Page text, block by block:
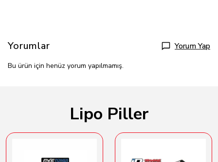
Yorumlar Yorum Yap
Bu ürün için henüz yorum yapılmamış.
Lipo Piller